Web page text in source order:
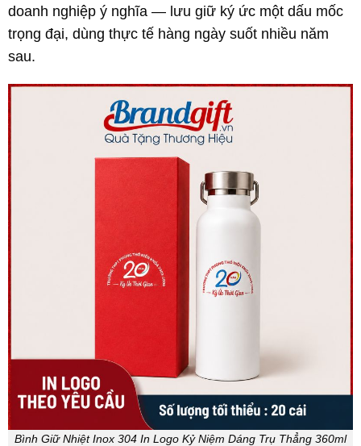
doanh nghiệp ý nghĩa — lưu giữ ký ức một dấu mốc
trọng đại, dùng thực tế hàng ngày suốt nhiều năm
sau.
Bình Giữ Nhiệt Inox 304 In Logo Kỷ Niệm Dáng Trụ Thẳng 360ml